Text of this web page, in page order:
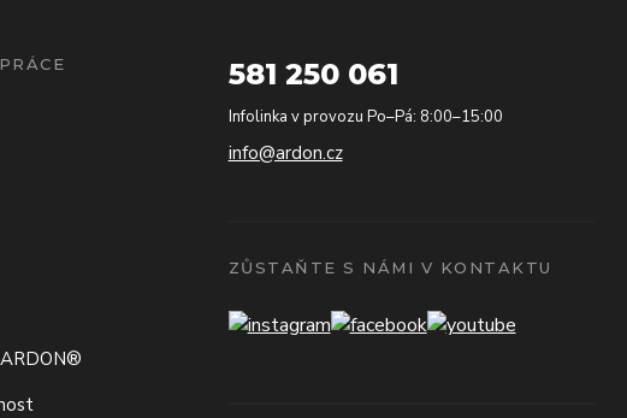
581 250 061
Infolinka v provozu Po–Pá: 8:00–15:00
info@ardon.cz
ZŮSTAŇTE S NÁMI V KONTAKTU